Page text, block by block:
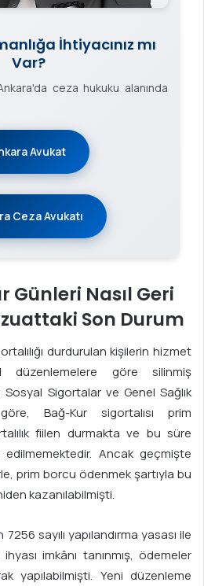
İhtiyacınız mı
Var?
ceza hukuku alanında
Avukat
Ceza Avukatı
Günleri Nasıl Geri
Son Durum
durdurulan kişilerin hizmet
göre silinmiş
Sosyal Sigortalar ve Genel Sağlık
Bağ-Kur sigortalısı prim
fiilen durmakta ve bu süre
edilmemektedir. Ancak geçmişte
prim borcu ödenmek şartıyla bu
kazanılabilmişti.
sayılı yapılandırma yasası ile
imkânı tanınmış, ödemeler
yapılabilmişti. Yeni düzenleme